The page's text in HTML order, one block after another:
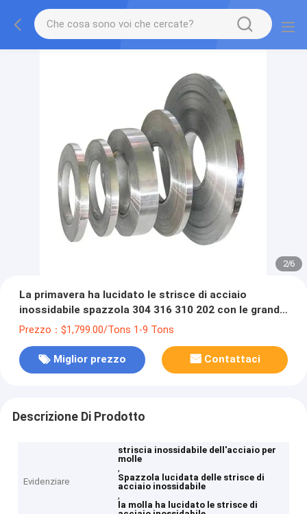
2/6
La primavera ha lucidato le strisce di acciaio
inossidabile spazzola 304 316 310 202 con le grandi
azione
Prezzo：$1,799.00/Tons 1-9 Tons
Miglior prezzo Contattaci
Descrizione Di Prodotto
Evidenziare
striscia inossidabile dell'acciaio per
molle
,
Spazzola lucidata delle strisce di
acciaio inossidabile
,
la molla ha lucidato le strisce di